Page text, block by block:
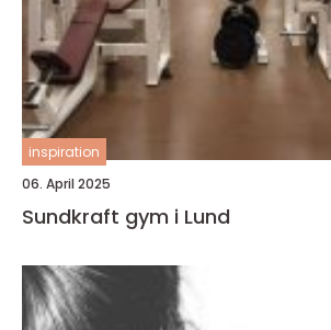
inspiration
06. April 2025
Sundkraft gym i Lund